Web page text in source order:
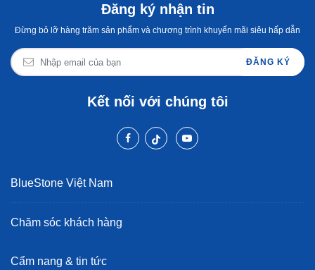
Đăng ký nhận tin
Đừng bỏ lỡ hàng trăm sản phẩm và chương trình khuyến mãi siêu hấp dẫn
ĐĂNG KÝ
Kết nối với chúng tôi
BlueStone Việt Nam
Chăm sóc khách hàng
Cẩm nang & tin tức